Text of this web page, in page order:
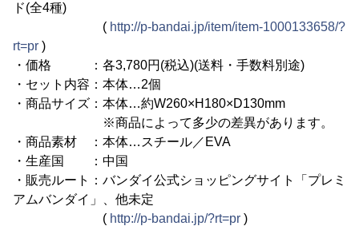
ド(全4種)
( http://p-bandai.jp/item/item-1000133658/?
rt=pr )
・価格 ：各3,780円(税込)(送料・手数料別途)
・セット内容：本体…2個
・商品サイズ：本体…約W260×H180×D130mm
※商品によって多少の差異があります。
・商品素材 ：本体…スチール／EVA
・生産国 ：中国
・販売ルート：バンダイ公式ショッピングサイト「プレミ
アムバンダイ」、他未定
( http://p-bandai.jp/?rt=pr )